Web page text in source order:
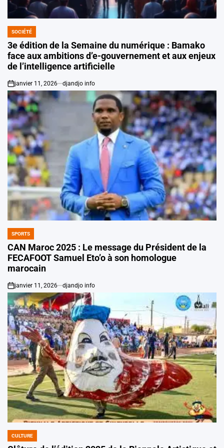
POSTED
IN
SOCIÉTÉ
3e édition de la Semaine du numérique : Bamako
face aux ambitions d’e-gouvernement et aux enjeux
de l’intelligence artificielle
on
janvier 11, 2026 djandjo info
POSTED
IN
SPORTS
CAN Maroc 2025 : Le message du Président de la
FECAFOOT Samuel Eto’o à son homologue
marocain
on
janvier 11, 2026 djandjo info
POSTED
IN
CULTURE